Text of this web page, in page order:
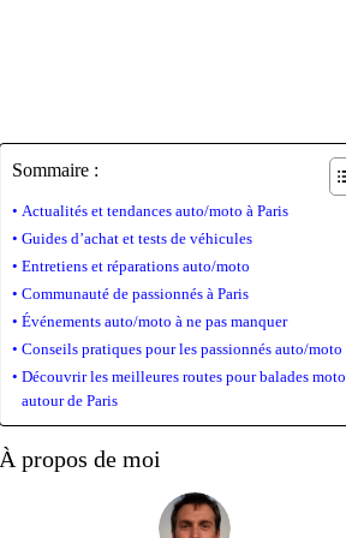
Sommaire :
Actualités et tendances auto/moto à Paris
Guides d’achat et tests de véhicules
Entretiens et réparations auto/moto
Communauté de passionnés à Paris
Événements auto/moto à ne pas manquer
Conseils pratiques pour les passionnés auto/moto
Découvrir les meilleures routes pour balades moto
autour de Paris
À propos de moi